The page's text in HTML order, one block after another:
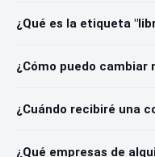
¿Qué es la etiqueta
¿Cómo puedo cambiar
¿Cuándo recibiré una
¿Qué empresas de